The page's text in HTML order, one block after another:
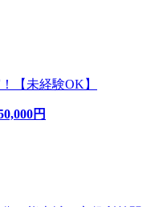
【未経験OK】
円